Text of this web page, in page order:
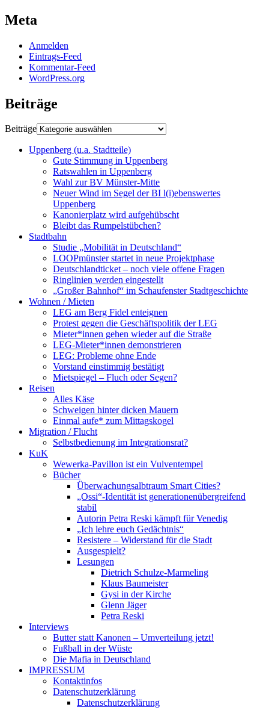
Meta
Anmelden
Eintrags-Feed
Kommentar-Feed
WordPress.org
Beiträge
Beiträge
Uppenberg (u.a. Stadtteile)
Gute Stimmung in Uppenberg
Ratswahlen in Uppenberg
Wahl zur BV Münster-Mitte
Neuer Wind im Segel der BI l(i)ebenswertes
Uppenberg
Kanonierplatz wird aufgehübscht
Bleibt das Rumpelstübchen?
Stadtbahn
Studie „Mobilität in Deutschland“
LOOPmünster startet in neue Projektphase
Deutschlandticket – noch viele offene Fragen
Ringlinien werden eingestellt
„Großer Bahnhof“ im Schaufenster Stadtgeschichte
Wohnen / Mieten
LEG am Berg Fidel enteignen
Protest gegen die Geschäftspolitik der LEG
Mieter*innen gehen wieder auf die Straße
LEG-Mieter*innen demonstrieren
LEG: Probleme ohne Ende
Vorstand einstimmig bestätigt
Mietspiegel – Fluch oder Segen?
Reisen
Alles Käse
Schweigen hinter dicken Mauern
Einmal aufe* zum Mittagskogel
Migration / Flucht
Selbstbedienung im Integrationsrat?
KuK
Wewerka-Pavillon ist ein Vulventempel
Bücher
Überwachungsalbtraum Smart Cities?
„Ossi“-Identität ist generationenübergreifend
stabil
Autorin Petra Reski kämpft für Venedig
„Ich lehre euch Gedächtnis“
Resistere – Widerstand für die Stadt
Ausgespielt?
Lesungen
Dietrich Schulze-Marmeling
Klaus Baumeister
Gysi in der Kirche
Glenn Jäger
Petra Reski
Interviews
Butter statt Kanonen – Umverteilung jetzt!
Fußball in der Wüste
Die Mafia in Deutschland
IMPRESSUM
Kontaktinfos
Datenschutzerklärung
Datenschutzerklärung